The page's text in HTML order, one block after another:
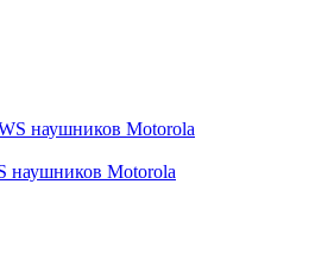
наушников Motorola